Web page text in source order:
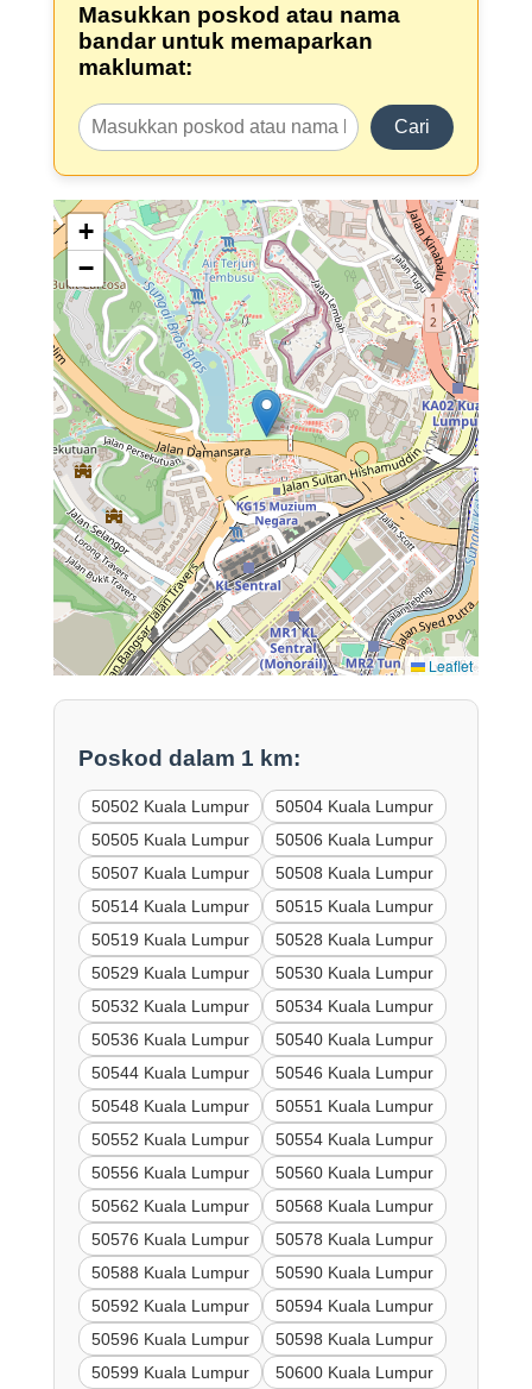
Masukkan poskod atau nama
bandar untuk memaparkan
maklumat:
Cari
+
−
Leaflet
Poskod dalam 1 km:
50502 Kuala Lumpur
50504 Kuala Lumpur
50505 Kuala Lumpur
50506 Kuala Lumpur
50507 Kuala Lumpur
50508 Kuala Lumpur
50514 Kuala Lumpur
50515 Kuala Lumpur
50519 Kuala Lumpur
50528 Kuala Lumpur
50529 Kuala Lumpur
50530 Kuala Lumpur
50532 Kuala Lumpur
50534 Kuala Lumpur
50536 Kuala Lumpur
50540 Kuala Lumpur
50544 Kuala Lumpur
50546 Kuala Lumpur
50548 Kuala Lumpur
50551 Kuala Lumpur
50552 Kuala Lumpur
50554 Kuala Lumpur
50556 Kuala Lumpur
50560 Kuala Lumpur
50562 Kuala Lumpur
50568 Kuala Lumpur
50576 Kuala Lumpur
50578 Kuala Lumpur
50588 Kuala Lumpur
50590 Kuala Lumpur
50592 Kuala Lumpur
50594 Kuala Lumpur
50596 Kuala Lumpur
50598 Kuala Lumpur
50599 Kuala Lumpur
50600 Kuala Lumpur